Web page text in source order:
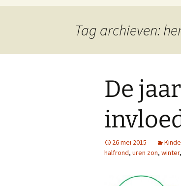
Tag archieven:
De
26 mei 2015
halfrond, uren zon, winter,